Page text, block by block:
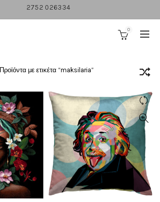
2752 026334
0
Προϊόντα με ετικέτα “maksilaria”